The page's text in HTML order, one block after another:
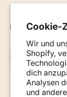
Cookie-
Wir und
Shopify,
dich
Analysen
und
Neuigkeiten,
E-Mail
Abonnieren